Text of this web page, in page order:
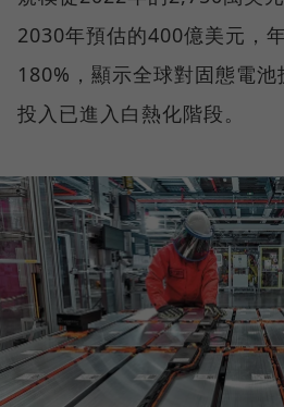
2030年預估的400億美元，
180%，顯示全球對固態電
投入已進入白熱化階段。